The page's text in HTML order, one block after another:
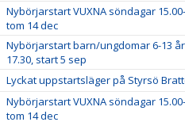
Nybörjarstart VUXNA söndagar
tom 14 dec
Nybörjarstart barn/ungdomar 6-13
17.30, start 5 sep
Lyckat uppstartsläger på Styrsö
Nybörjarstart VUXNA söndagar
tom 14 dec